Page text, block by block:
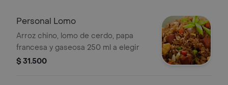
Personal Lomo
Arroz chino, lomo de cerdo, papa
francesa y gaseosa 250 ml a elegir
$ 31.500